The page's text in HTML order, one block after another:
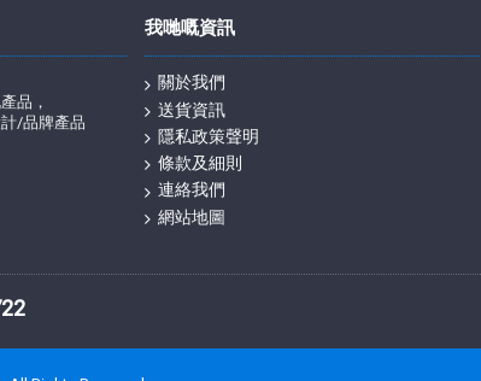
品，
/品牌產品
我哋嘅資訊
關於我們
送貨資訊
隱私政策聲明
條款及細則
連絡我們
網站地圖